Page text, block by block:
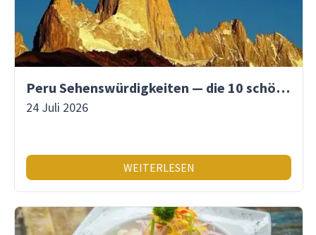
Peru Sehenswürdigkeiten — die 10 schönsten Orte
24 Juli 2026
WEITERLESEN